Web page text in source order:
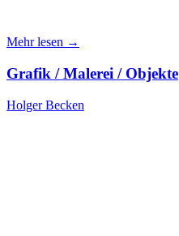
Mehr lesen →
Grafik / Malerei / Objekte
Holger Becken